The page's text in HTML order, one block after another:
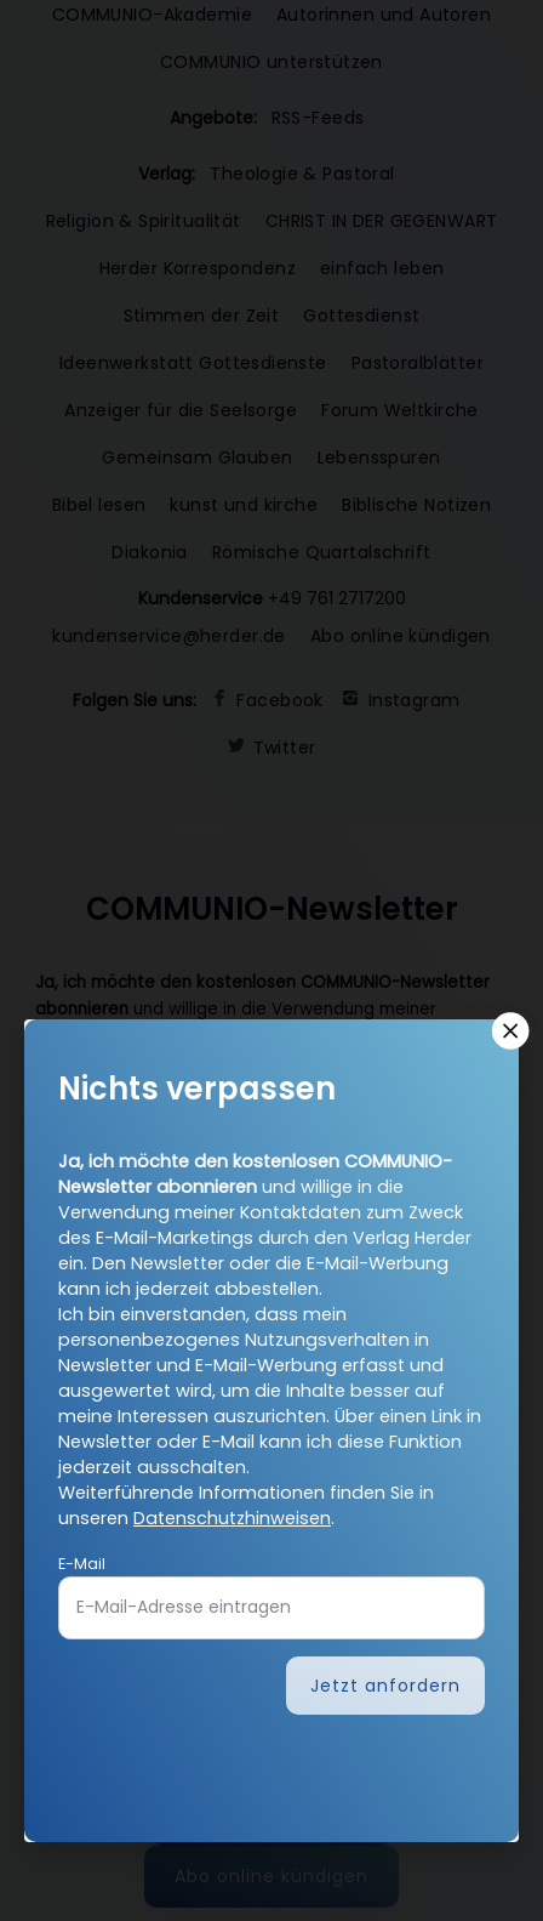
COMMUNIO-Akademie
Autorinnen und Autoren
COMMUNIO unterstützen
Angebote: RSS-Feeds
Verlag:
Theologie & Pastoral
Religion & Spiritualität
CHRIST IN DER GEGENWART
Herder Korrespondenz
einfach leben
Stimmen der Zeit
Gottesdienst
Ideenwerkstatt Gottesdienste
Pastoralblätter
Anzeiger für die Seelsorge
Forum Weltkirche
Gemeinsam Glauben
Lebensspuren
Bibel lesen
kunst und kirche
Biblische Notizen
Diakonia
Römische Quartalschrift
Kundenservice +49 761 2717200
kundenservice@herder.de
Abo online kündigen
Folgen Sie uns: Facebook
Instagram
Twitter
COMMUNIO-Newsletter
Ja, ich möchte den kostenlosen COMMUNIO-Newsletter
abonnieren und willige in die Verwendung meiner
Werbung kann ich jederzeit abbestellen.
erfasst und ausgewertet wird, um die Inhalte besser auf
meine Interessen auszurichten. Über einen Link in
Newsletter oder E-Mail kann ich diese Funktion jederzeit
ausschalten.
Weiterführende Informationen finden Sie in unseren
Datenschutzhinweisen .
E-Mail
AGB und Widerrufsbelehrung
Datenschutz
Abo online kündigen
Nichts verpassen
Ja, ich möchte den kostenlosen COMMUNIO-
Newsletter abonnieren und willige in die
Verwendung meiner Kontaktdaten zum Zweck
des E-Mail-Marketings durch den Verlag Herder
ein. Den Newsletter oder die E-Mail-Werbung
kann ich jederzeit abbestellen.
Ich bin einverstanden, dass mein
personenbezogenes Nutzungsverhalten in
Newsletter und E-Mail-Werbung erfasst und
ausgewertet wird, um die Inhalte besser auf
meine Interessen auszurichten. Über einen Link in
Newsletter oder E-Mail kann ich diese Funktion
jederzeit ausschalten.
Weiterführende Informationen finden Sie in
unseren Datenschutzhinweisen.
E-Mail
Jetzt anfordern